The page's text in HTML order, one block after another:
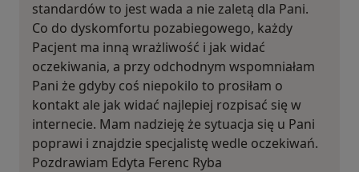
standardów to jest wada a nie zaletą dla Pani.
Co do dyskomfortu pozabiegowego, każdy
Pacjent ma inną wrażliwość i jak widać
oczekiwania, a przy odchodnym wspomniałam
Pani że gdyby coś niepokilo to prosiłam o
kontakt ale jak widać najlepiej rozpisać się w
internecie. Mam nadzieję że sytuacja się u Pani
poprawi i znajdzie specjalistę wedle oczekiwań.
Pozdrawiam Edyta Ferenc Ryba